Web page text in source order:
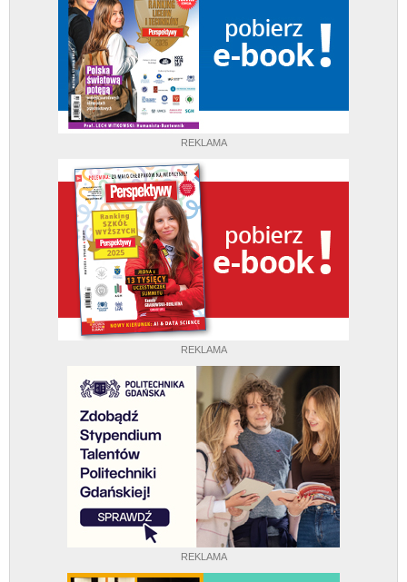
REKLAMA
REKLAMA
REKLAMA